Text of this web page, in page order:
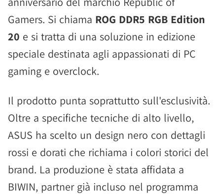
Gamers. Si chiama ROG DDR5 RGB Edition
20 e si tratta di una soluzione in edizione
speciale destinata agli appassionati di PC
gaming e overclock.
Il prodotto punta soprattutto sull'esclusività.
Oltre a specifiche tecniche di alto livello,
ASUS ha scelto un design nero con dettagli
rossi e dorati che richiama i colori storici del
brand. La produzione è stata affidata a
BIWIN, partner già incluso nel programma